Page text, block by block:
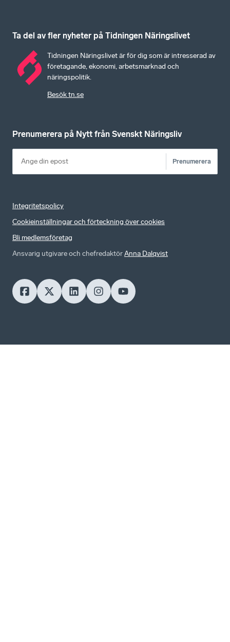
Ta del av fler nyheter på Tidningen Näringslivet
Tidningen Näringslivet är för dig som är intresserad av
företagande, ekonomi, arbetsmarknad och
näringspolitik.
Besök tn.se
Prenumerera på Nytt från Svenskt Näringsliv
Prenumerera
Integritetspolicy
Cookieinställningar och förteckning över cookies
Bli medlemsföretag
Ansvarig utgivare och chefredaktörAnna Dalqvist